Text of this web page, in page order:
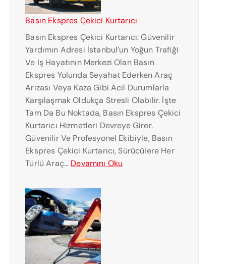
Basın Ekspres Çekici Kurtarıcı
Basın Ekspres Çekici Kurtarıcı: Güvenilir
Yardımın Adresi İstanbul’un Yoğun Trafiği
Ve Iş Hayatının Merkezi Olan Basın
Ekspres Yolunda Seyahat Ederken Araç
Arızası Veya Kaza Gibi Acil Durumlarla
Karşılaşmak Oldukça Stresli Olabilir. İşte
Tam Da Bu Noktada, Basın Ekspres Çekici
Kurtarıcı Hizmetleri Devreye Girer.
Güvenilir Ve Profesyonel Ekibiyle, Basın
Ekspres Çekici Kurtarıcı, Sürücülere Her
Türlü Araç… Devamını Oku